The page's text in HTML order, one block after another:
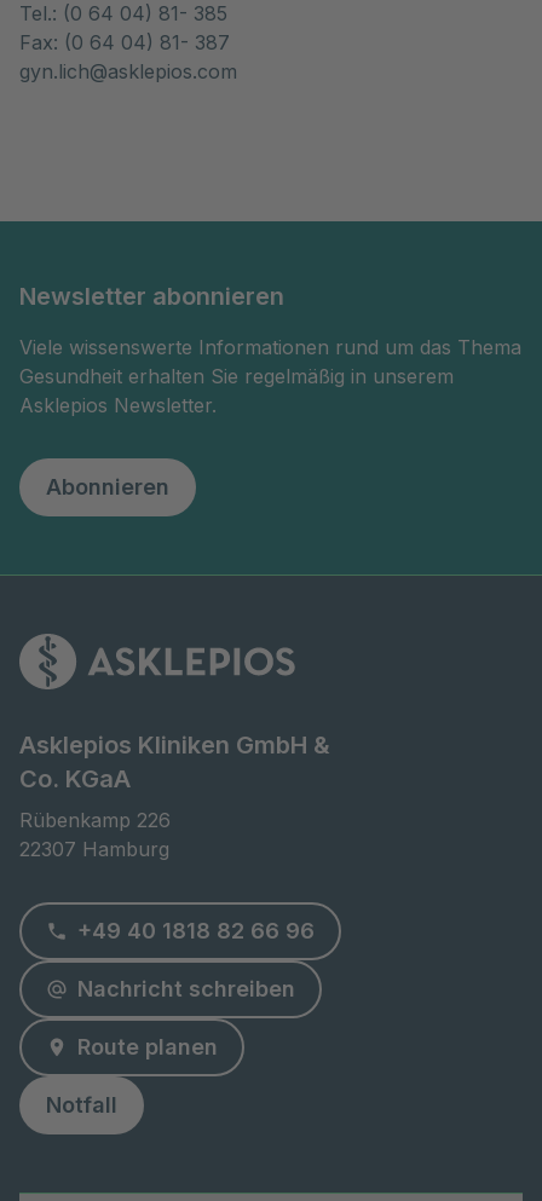
Tel.: (0 64 04) 81- 385
Fax: (0 64 04) 81- 387
gyn.lich@asklepios.com
Newsletter abonnieren
Viele wissenswerte Informationen rund um das Thema
Gesundheit erhalten Sie regelmäßig in unserem
Asklepios Newsletter.
Abonnieren
Asklepios Kliniken GmbH &
Co. KGaA
Rübenkamp 226
22307 Hamburg
+49 40 1818 82 66 96
Nachricht schreiben
Route planen
Notfall